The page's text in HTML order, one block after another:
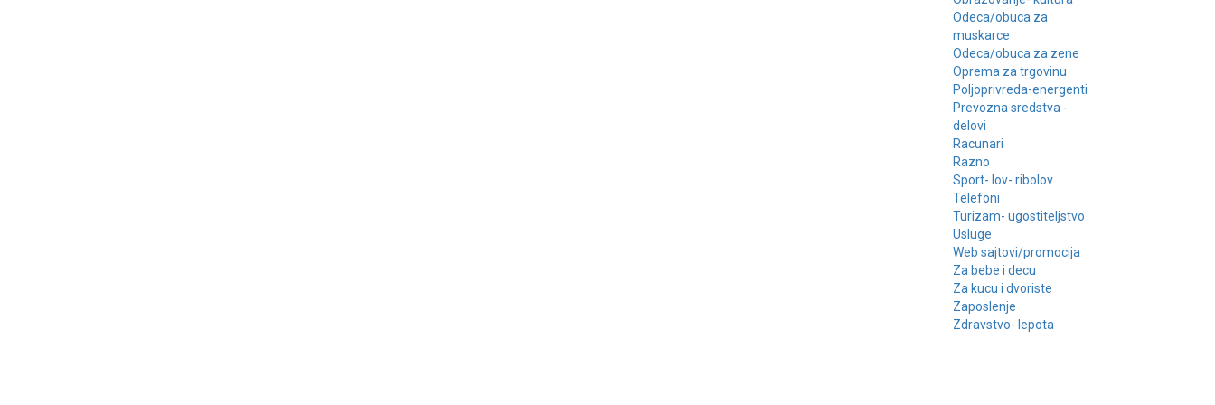
Odeca/obuca za
muskarce
Odeca/obuca za zene
Oprema za trgovinu
Poljoprivreda-energenti
Prevozna sredstva -
delovi
Racunari
Razno
Sport- lov- ribolov
Telefoni
Turizam- ugostiteljstvo
Usluge
Web sajtovi/promocija
Za bebe i decu
Za kucu i dvoriste
Zaposlenje
Zdravstvo- lepota